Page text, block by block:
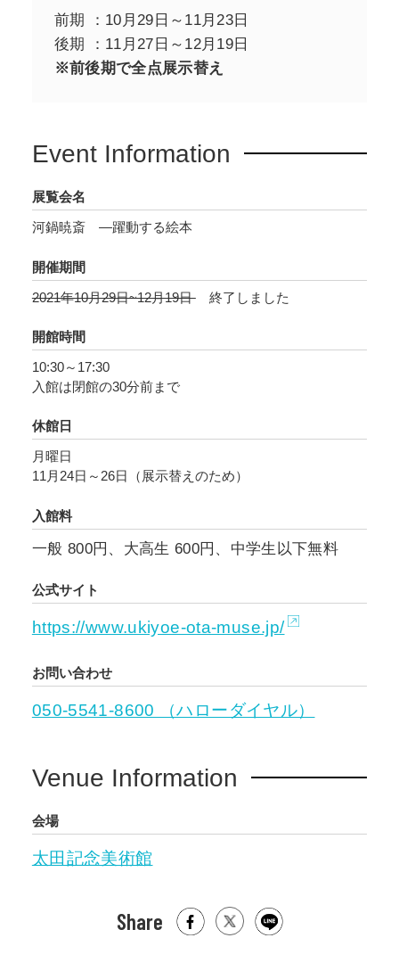
することで、「画鬼」と称された暁斎の知られ
ざる神髄に迫ります。
前期 ：10月29日～11月23日
後期 ：11月27日～12月19日
※前後期で全点展示替え
Event Information
展覧会名
河鍋暁斎 ―躍動する絵本
開催期間
2021年10月29日~12月19日
終了しました
開館時間
10:30～17:30
入館は閉館の30分前まで
休館日
月曜日
11月24日～26日（展示替えのため）
入館料
一般 800円、大高生 600円、中学生以下無料
公式サイト
https://www.ukiyoe-ota-muse.jp/
お問い合わせ
050-5541-8600 （ハローダイヤル）
Venue Information
会場
太田記念美術館
Share